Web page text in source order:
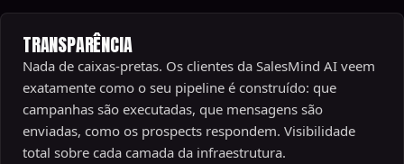
TRANSPARÊNCIA
Nada de caixas-pretas. Os clientes da SalesMind AI veem
exatamente como o seu pipeline é construído: que
campanhas são executadas, que mensagens são
enviadas, como os prospects respondem. Visibilidade
total sobre cada camada da infraestrutura.